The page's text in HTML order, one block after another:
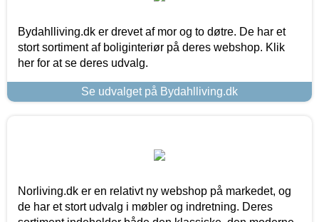
Bydahlliving.dk er drevet af mor og to døtre. De har et
stort sortiment af boliginteriør på deres webshop. Klik
her for at se deres udvalg.
Se udvalget på Bydahlliving.dk
Norliving.dk er en relativt ny webshop på markedet, og
de har et stort udvalg i møbler og indretning. Deres